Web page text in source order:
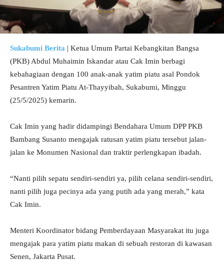
Sukabumi Berita | Ketua Umum Partai Kebangkitan Bangsa
(PKB) Abdul Muhaimin Iskandar atau Cak Imin berbagi
kebahagiaan dengan 100 anak-anak yatim piatu asal Pondok
Pesantren Yatim Piatu At-Thayyibah, Sukabumi, Minggu
(25/5/2025) kemarin.
Cak Imin yang hadir didampingi Bendahara Umum DPP PKB
Bambang Susanto mengajak ratusan yatim piatu tersebut jalan-
jalan ke Monumen Nasional dan traktir perlengkapan ibadah.
“Nanti pilih sepatu sendiri-sendiri ya, pilih celana sendiri-sendiri,
nanti pilih juga pecinya ada yang putih ada yang merah,” kata
Cak Imin.
Menteri Koordinator bidang Pemberdayaan Masyarakat itu juga
mengajak para yatim piatu makan di sebuah restoran di kawasan
Senen, Jakarta Pusat.